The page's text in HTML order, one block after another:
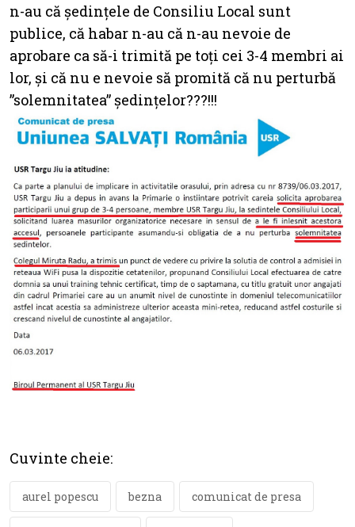
n-au că ședințele de Consiliu Local sunt
publice, că habar n-au că n-au nevoie de
aprobare ca să-i trimită pe toți cei 3-4 membri ai
lor, și că nu e nevoie să promită că nu perturbă
”solemnitatea” ședințelor???!!!
Cuvinte cheie:
aurel popescu bezna comunicat de presa